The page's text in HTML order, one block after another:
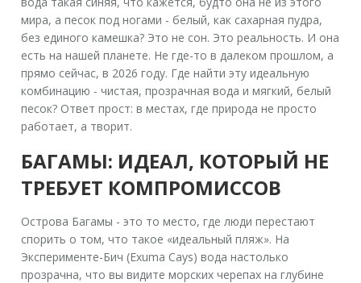
мира, а песок под ногами - белый, как сахарная пудра,
без единого камешка? Это не сон. Это реальность. И она
есть на нашей планете. Не где-то в далеком прошлом, а
прямо сейчас, в 2026 году. Где найти эту идеальную
комбинацию - чистая, прозрачная вода и мягкий, белый
песок? Ответ прост: в местах, где природа не просто
работает, а творит.
БАГАМЫ: ИДЕАЛ, КОТОРЫЙ НЕ
ТРЕБУЕТ КОМПРОМИССОВ
Острова Багамы - это то место, где люди перестают
спорить о том, что такое «идеальный пляж». На
Эксперименте-Бич (Exuma Cays) вода настолько
прозрачна, что вы видите морских черепах на глубине